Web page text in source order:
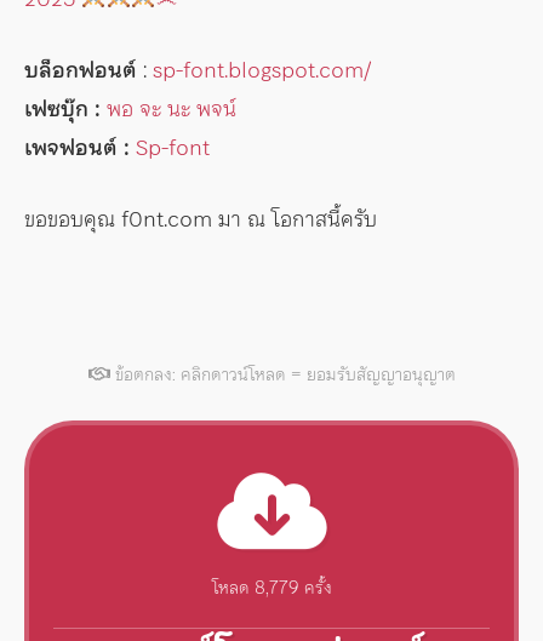
บล็อกฟอนต์ :sp-font.blogspot.com/
เฟซบุ๊ก : พอ จะ นะ พจน์
เพจฟอนต์ : Sp-font
ขอขอบคุณ f0nt.com มา ณ โอกาสนี้ครับ
ข้อตกลง: คลิกดาวน์โหลด = ยอมรับสัญญาอนุญาต
โหลด 8,779 ครั้ง